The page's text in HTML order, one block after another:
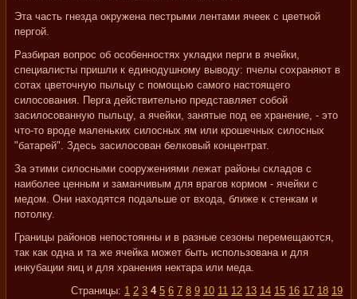
Эта часть гнезда окружена пестрыми лентами ячеек с цветной
пергой.
Разбирая вопрос об особенностях укладки перги в ячейки,
специалисты пришли к единодушному выводу: пчелы сохраняют в
сотах цветочную пыльцу с помощью самого настоящего
силосования. Перга действительно представляет собой
засилосованную пыльцу, а ячейки, занятые под ее хранение, - это
что-то вроде маленьких силосных ям или крошечных силосных
"батарей". Здесь засилосован белковый концентрат.
За этими силосными сооружениями лежат районы складов с
наиболее ценным и заманчивым для врагов кормом - ячейки с
медом. Они находятся подальше от входа, ближе к стенкам и
потолку.
Границы районов непостоянны и в разные сезоны перемещаются,
так как одна и та же ячейка может быть использована и для
инкубации яиц и для хранения нектара или меда.
Страницы: 1 2 3 4 5 6 7 8 9 10 11 12 13 14 15 16 17 18 19